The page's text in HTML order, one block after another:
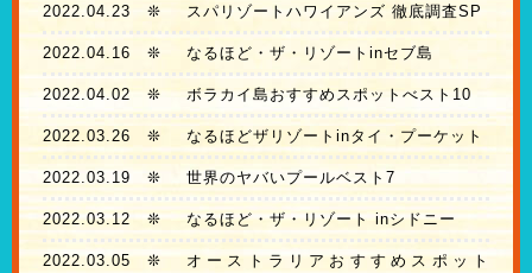
2022.04.23 ❊ スパリゾートハワイアンズ 徹底調査SP
2022.04.16 ❊ なるほど・ザ・リゾートinセブ島
2022.04.02 ❊ ボラカイ島おすすめスポットべスト10
2022.03.26 ❊ なるほどザリゾートinタイ・プーケット
2022.03.19 ❊ 世界のヤバいプールベスト7
2022.03.12❊ なるほど・ザ・リゾート inシドニー
2022.03.05 ❊
オーストラリアおすすめスポット